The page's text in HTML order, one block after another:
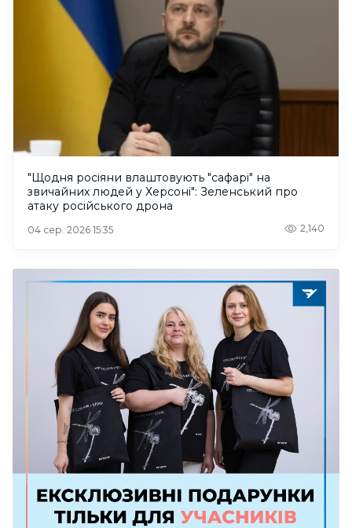
"Щодня росіяни влаштовують "сафарі" на
звичайних людей у Херсоні": Зеленський про
атаку російського дрона
04 сер. 2026 15:35 2,140